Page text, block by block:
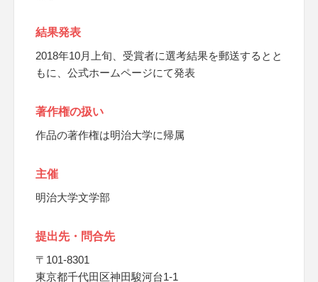
結果発表
2018年10月上旬、受賞者に選考結果を郵送するとと
もに、公式ホームページにて発表
著作権の扱い
作品の著作権は明治大学に帰属
主催
明治大学文学部
提出先・問合先
〒101-8301
東京都千代田区神田駿河台1-1